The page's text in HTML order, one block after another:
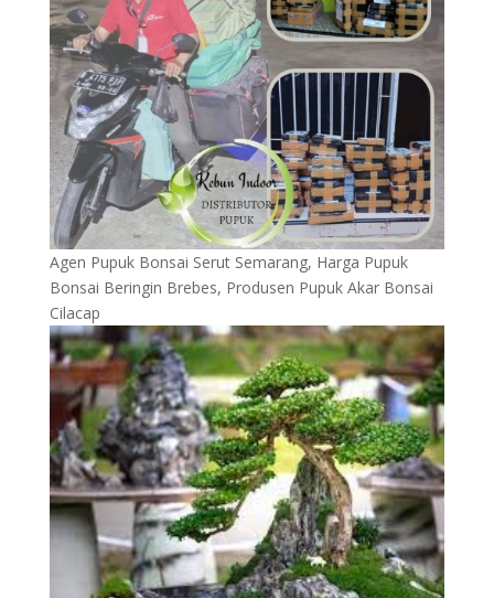
Agen Pupuk Bonsai Serut Semarang, Harga Pupuk
Bonsai Beringin Brebes, Produsen Pupuk Akar Bonsai
Cilacap